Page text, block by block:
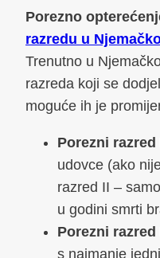
Porezno
razredu u
Trenutno u
razreda koji se
moguće ih je
Porezni razred
udovce (ako
razred II –
u godini smrti
Porezni razred
s najmanje